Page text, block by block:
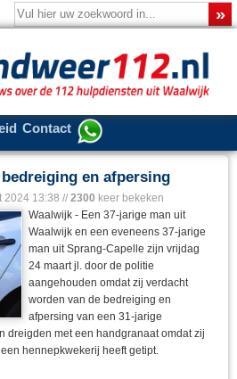
Contact
en afpersing
2024 13:38 // 2300 keer bekeken
Waalwijk - Een 37-jarige man uit
Waalwijk en een eveneens 37-jarige
man uit Sprang-Capelle zijn vrijdag
24 maart jl. door de politie
aangehouden omdat zij verdacht
worden van de bedreiging en
afpersing van een 31-jarige
dreigden met een handgranaat omdat zij
hennepkwekerij heeft getipt.